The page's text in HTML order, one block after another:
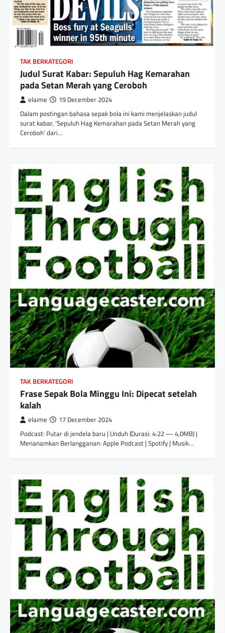
TAK BERKATEGORI
Judul Surat Kabar: Sepuluh Hag Kemarahan
pada Setan Merah yang Ceroboh
elaime 19 December 2024
Dalam postingan bahasa sepak bola ini kami menjelaskan judul
surat kabar, ‘Sepuluh Hag Kemarahan pada Setan Merah yang
Ceroboh‘ dari…
TAK BERKATEGORI
Frase Sepak Bola Minggu Ini: Dipecat setelah
kalah
elaime 17 December 2024
Podcast: Putar di jendela baru | Unduh (Durasi: 4:22 — 4,0MB) |
Menanamkan Berlangganan: Apple Podcast | Spotify | Musik…